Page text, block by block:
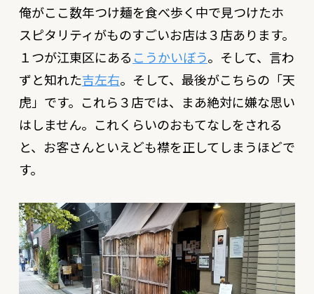
俺がここ数年つけ麺を食べ歩く中で見つけたホ
スピタリティがものすごいお店は３店あります。
１つが江東区にある こうかいぼう。そして、言わ
ずと知れた吉左右。そして、最後がこちらの「天
虎」です。これら３店では、まあ絶対に嫌な思い
はしません。これくらいのおもてなしをされる
と、お客さんといえども襟を正してしまうほどで
す。